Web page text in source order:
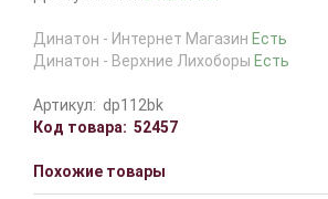
Динатон - Интернет Магазин Есть
Динатон - Верхние Лихоборы Есть
Артикул: dp112bk
Код товара: 52457
Похожие товары